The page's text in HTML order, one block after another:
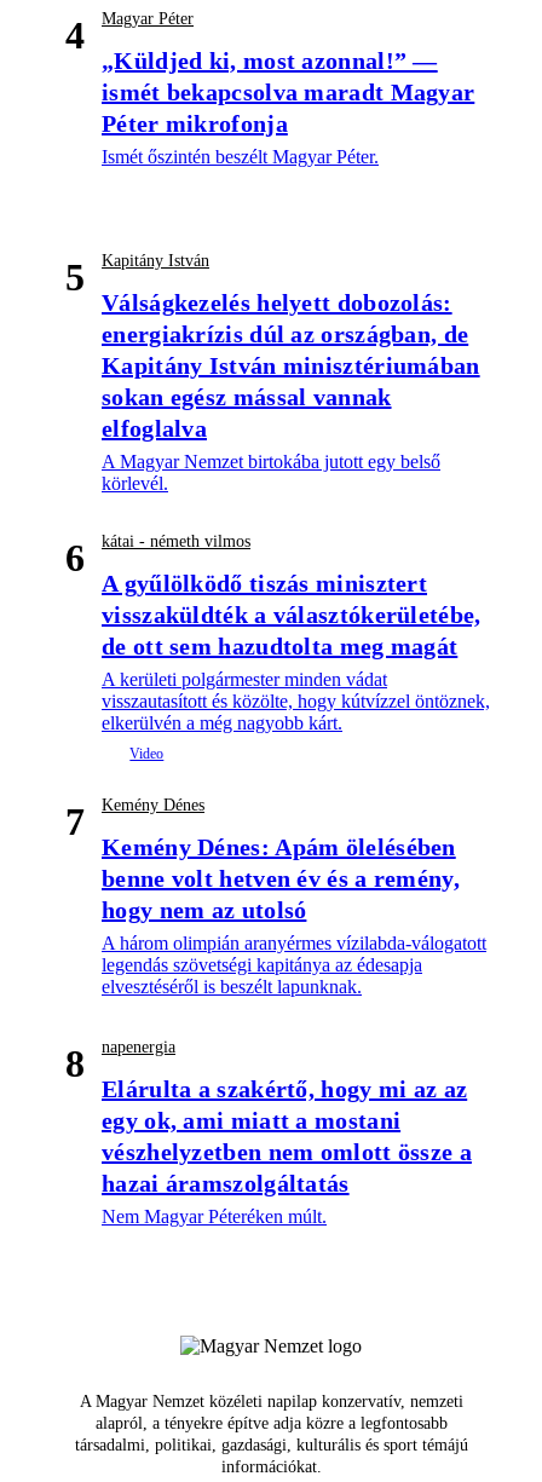
4 Magyar Péter
„Küldjed ki, most azonnal!” —
ismét bekapcsolva maradt Magyar
Péter mikrofonja
Ismét őszintén beszélt Magyar Péter.
5 Kapitány István
Válságkezelés helyett dobozolás:
energiakrízis dúl az országban, de
Kapitány István minisztériumában
sokan egész mással vannak
elfoglalva
A Magyar Nemzet birtokába jutott egy belső
körlevél.
6 kátai - németh vilmos
A gyűlölködő tiszás minisztert
visszaküldték a választókerületébe,
de ott sem hazudtolta meg magát
A kerületi polgármester minden vádat
visszautasított és közölte, hogy kútvízzel öntöznek,
elkerülvén a még nagyobb kárt.
7 Kemény Dénes
Kemény Dénes: Apám ölelésében
benne volt hetven év és a remény,
hogy nem az utolsó
A három olimpián aranyérmes vízilabda-válogatott
legendás szövetségi kapitánya az édesapja
elvesztéséről is beszélt lapunknak.
8 napenergia
Elárulta a szakértő, hogy mi az az
egy ok, ami miatt a mostani
vészhelyzetben nem omlott össze a
hazai áramszolgáltatás
Nem Magyar Péteréken múlt.
A Magyar Nemzet közéleti napilap konzervatív, nemzeti
alapról, a tényekre építve adja közre a legfontosabb
társadalmi, politikai, gazdasági, kulturális és sport témájú
információkat.